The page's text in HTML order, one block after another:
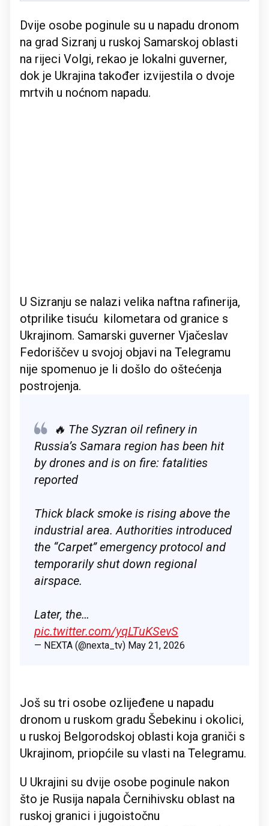
Dvije osobe poginule su u napadu dronom
na grad Sizranj u ruskoj Samarskoj oblasti
na rijeci Volgi, rekao je lokalni guverner,
dok je Ukrajina također izvijestila o dvoje
mrtvih u noćnom napadu.
U Sizranju se nalazi velika naftna rafinerija,
otprilike tisuću kilometara od granice s
Ukrajinom. Samarski guverner Vjačeslav
Fedoriščev u svojoj objavi na Telegramu
nije spomenuo je li došlo do oštećenja
postrojenja.
🔥 The Syzran oil refinery in
Russia’s Samara region has been hit
by drones and is on fire: fatalities
reported
Thick black smoke is rising above the
industrial area. Authorities introduced
the “Carpet” emergency protocol and
temporarily shut down regional
airspace.
Later, the…
pic.twitter.com/yqLTuKSevS
— NEXTA (@nexta_tv) May 21, 2026
Još su tri osobe ozlijeđene u napadu
dronom u ruskom gradu Šebekinu i okolici,
u ruskoj Belgorodskoj oblasti koja graniči s
Ukrajinom, priopćile su vlasti na Telegramu.
U Ukrajini su dvije osobe poginule nakon
što je Rusija napala Černihivsku oblast na
ruskoj granici i jugoistočnu